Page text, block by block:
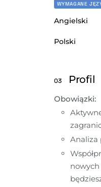
WYMAGANE
Angielski
Polski
03 Profil
Obowiązki:
Analiza
nowych